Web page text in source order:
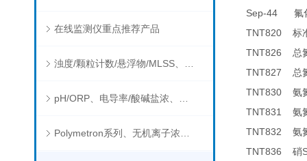
在线监测仪重点推荐产品
Sep-44 氟
TNT820 标
TNT826 总
TNT827 总
TNT830 氨
TNT831 氨
TNT832 氨
TNT836 硝